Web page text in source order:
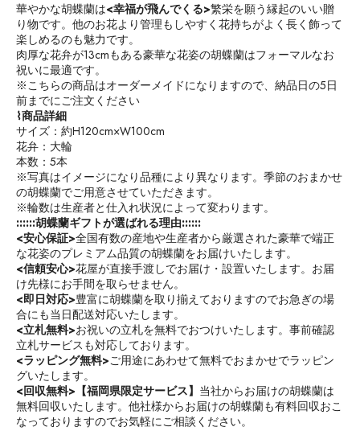
華やかな胡蝶蘭は<幸福が飛んでくる>繁栄を願う縁起のいい贈
り物です。他のお花より管理もしやすく花持ちがよく長く飾って
楽しめるのも魅力です。
肉厚な花弁が13cmもある豪華な花姿の胡蝶蘭はフォーマルなお
祝いに最適です。
※こちらの商品はオーダーメイドになりますので、納品日の5日
前までにご注文ください
⌇商品詳細
サイズ：約H120cm×W100cm
花弁：大輪
本数：5本
※写真はイメージになり品種により異なります。季節のおまかせ
の胡蝶蘭でご用意させていただきます。
※輪数は生産者と仕入れ状況によって変わります。
::::::胡蝶蘭ギフトが選ばれる理由::::::
<安心保証>全国有数の産地や生産者から厳選された豪華で端正
な花姿のプレミアム品質の胡蝶蘭をお届けいたします。
<信頼安心>花屋が直接手渡しでお届け・設置いたします。お届
け先様にお手間を取らせません。
<即日対応>豊富に胡蝶蘭を取り揃えておりますのでお急ぎの場
合にも当日配送対応いたします。
<立札無料>お祝いの立札を無料でおつけいたします。事前確認
立札サービスも対応しております。
<ラッピング無料>ご用途にあわせて無料でおまかせでラッピン
グいたします。
<回収無料> 【福岡県限定サービス】 当社からお届けの胡蝶蘭は
無料回収いたします。他社様からお届けの胡蝶蘭も有料回収おこ
なっておりますのでお気軽にご相談ください。